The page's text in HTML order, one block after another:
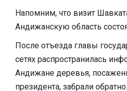
Напомним, что визит
Андижанскую область
После отъезда главы
сетях распространилась
Андижане деревья,
президента, забрали обратно.